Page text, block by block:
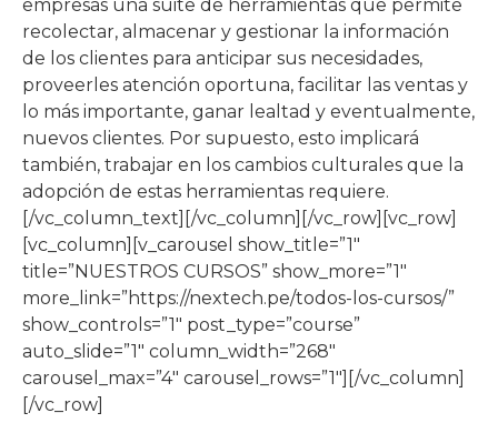
empresas una suite de herramientas que permite
recolectar, almacenar y gestionar la información
de los clientes para anticipar sus necesidades,
proveerles atención oportuna, facilitar las ventas y
lo más importante, ganar lealtad y eventualmente,
nuevos clientes. Por supuesto, esto implicará
también, trabajar en los cambios culturales que la
adopción de estas herramientas requiere.
[/vc_column_text][/vc_column][/vc_row][vc_row]
[vc_column][v_carousel show_title=”1″
title=”NUESTROS CURSOS” show_more=”1″
more_link=”https://nextech.pe/todos-los-cursos/”
show_controls=”1″ post_type=”course”
auto_slide=”1″ column_width=”268″
carousel_max=”4″ carousel_rows=”1″][/vc_column]
[/vc_row]